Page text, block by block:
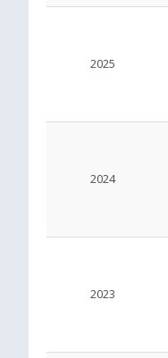
2025
2024
2023